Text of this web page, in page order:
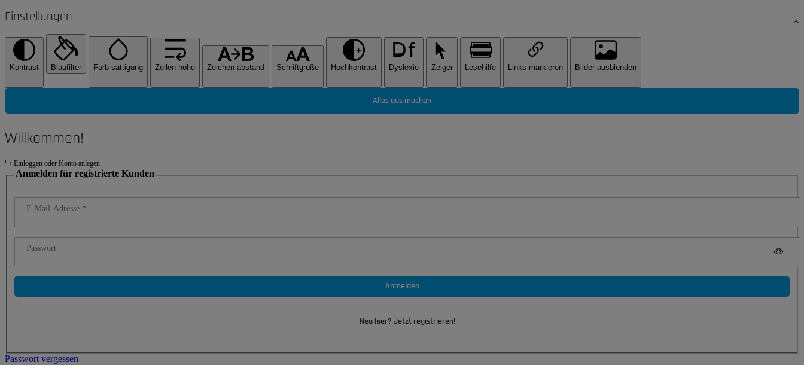
Einstellungen
Kontrast Blaufilter Farb-sättigung Zeilen-höhe Zeichen-abstand Schriftgröße Hochkontrast Dyslexie Zeiger Lesehilfe Links markieren Bilder ausblenden
Alles aus machen
Willkommen!
Einloggen oder Konto anlegen.
Anmelden für registrierte Kunden
E-Mail-Adresse
Passwort
Anmelden
Neu hier? Jetzt registrieren!
Passwort vergessen